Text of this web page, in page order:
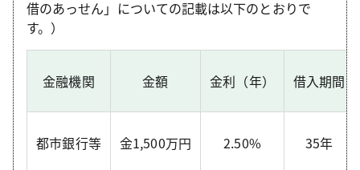
借のあっせん」についての記載は以下のとおりで
す。）
金融機関 金額 金利（年） 借入期間
都市銀行等 金1,500万円 2.50% 35年